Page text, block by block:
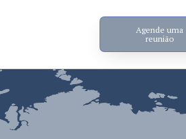
Agende uma
reunião